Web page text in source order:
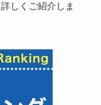
しくご紹介しま